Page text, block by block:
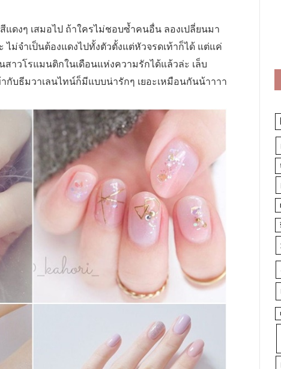
ดงๆ เสมอไป ถ้าใครไม่ชอบซ้ำคนอื่น ลองเปลี่ยนมา
ม่จำเป็นต้องแดงไปทั้งตัวตั้งแต่หัวจรดเท้าก็ได้ แต่แค่
าวโรแมนติกในเดือนแห่งความรักได้แล้วล่ะ เล็บ
กับธีมวาเลนไทน์ก็มีแบบน่ารักๆ เยอะเหมือนกันน้าาาา